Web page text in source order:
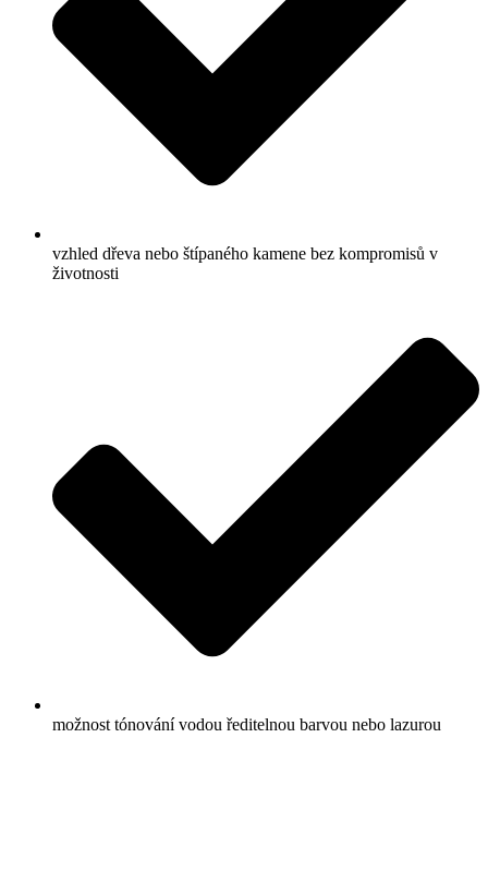
vzhled dřeva nebo štípaného kamene bez kompromisů v
životnosti
možnost tónování vodou ředitelnou barvou nebo lazurou